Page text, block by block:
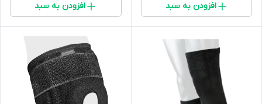
افزودن به سبد افزودن به سبد